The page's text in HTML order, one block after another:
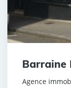
Barraine
Agence